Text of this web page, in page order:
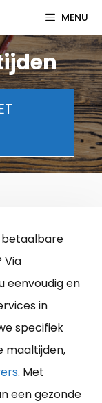
MENU
betaalbare
Via
eenvoudig en
in
specifiek
maaltijden,
. Met
een gezonde